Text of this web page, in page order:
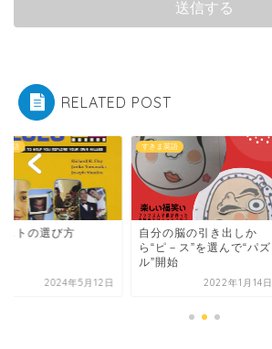
RELATED POST
英語
ストの選び方
2024年5月12日
すきま英語
自分の脳の引き出しか
ら“ピ－ス”を選んで“パズ
ル”開始
2022年1月14日